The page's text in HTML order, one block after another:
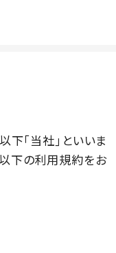
以下｢当社｣といいま
以下の利用規約をお